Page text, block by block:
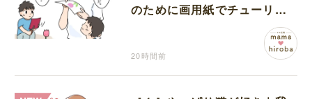
のために画用紙でチューリッ
プを作っていただけだった
20時間前